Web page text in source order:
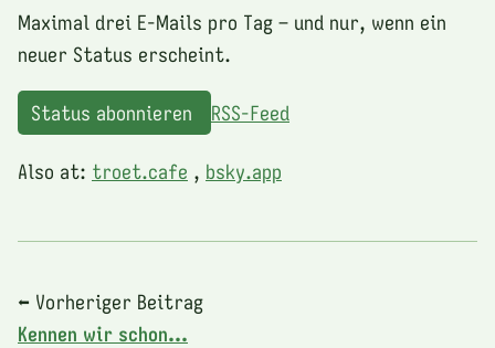
Maximal drei E-Mails pro Tag – und nur, wenn ein
neuer Status erscheint.
Status abonnieren RSS-Feed
Also at: troet.cafe , bsky.app
⬅ Vorheriger Beitrag
Kennen wir schon…